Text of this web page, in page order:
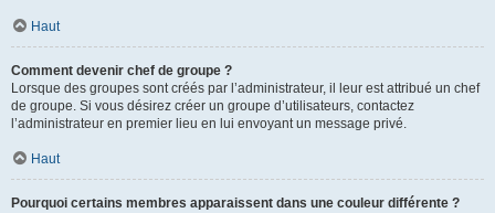
Haut
Comment devenir chef de groupe ?
Lorsque des groupes sont créés par l’administrateur, il leur est attribué un chef
de groupe. Si vous désirez créer un groupe d’utilisateurs, contactez
l’administrateur en premier lieu en lui envoyant un message privé.
Haut
Pourquoi certains membres apparaissent dans une couleur différente ?